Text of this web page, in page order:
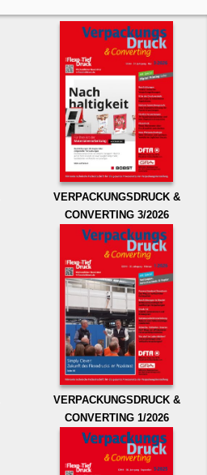
VERPACKUNGSDRUCK &
CONVERTING 3/2026
VERPACKUNGSDRUCK &
CONVERTING 1/2026